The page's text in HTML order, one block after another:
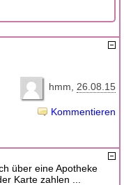
hmm 26.08.15
Kommentieren
über eine Apotheke
Karte zahlen ...